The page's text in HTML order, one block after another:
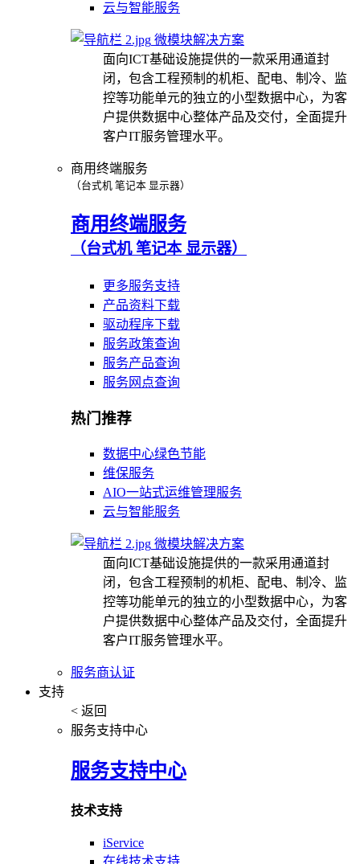
云与智能服务
微模块解决方案
面向ICT基础设施提供的一款采用通道封
闭，包含工程预制的机柜、配电、制冷、监
控等功能单元的独立的小型数据中心，为客
户提供数据中心整体产品及交付，全面提升
客户IT服务管理水平。
商用终端服务
（台式机 笔记本 显示器）
商用终端服务
（台式机 笔记本 显示器）
更多服务支持
产品资料下载
驱动程序下载
服务政策查询
服务产品查询
服务网点查询
热门推荐
数据中心绿色节能
维保服务
AIO一站式运维管理服务
云与智能服务
微模块解决方案
面向ICT基础设施提供的一款采用通道封
闭，包含工程预制的机柜、配电、制冷、监
控等功能单元的独立的小型数据中心，为客
户提供数据中心整体产品及交付，全面提升
客户IT服务管理水平。
服务商认证
支持
< 返回
服务支持中心
服务支持中心
技术支持
iService